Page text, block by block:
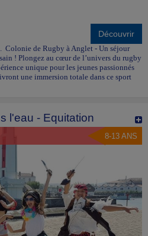
Découvrir
Colonie de Rugby à Anglet - Un séjour
! Plongez au cœur de l’univers du rugby
unique pour les jeunes passionnés
une immersion totale dans ce sport
l'eau - Equitation
8-13 ANS